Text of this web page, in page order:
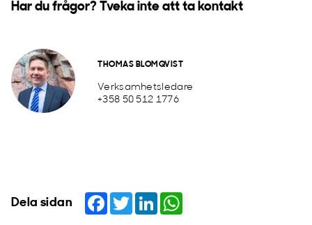
Har du frågor? Tveka inte att ta kontakt
THOMAS BLOMQVIST
Verksamhetsledare
+358 50 512 1776
Dela sidan Facebook
TwitterLinkedIn